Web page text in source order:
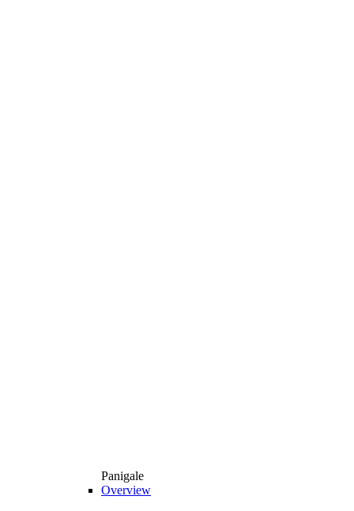
Panigale
Overview